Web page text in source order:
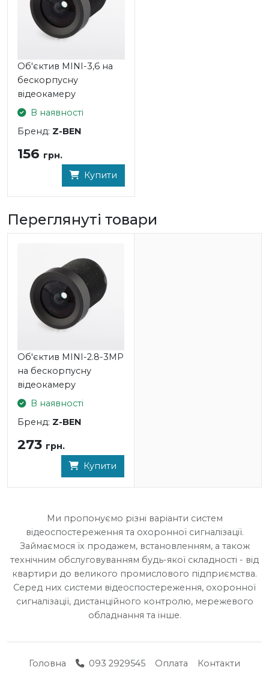
Об'єктив MINI-3,6 на
бескорпусну
відеокамеру
В наявності
Бренд: Z-BEN
156 грн.
Купити
Переглянуті товари
Об'єктив MINI-2.8-3MP
на бескорпусну
відеокамеру
В наявності
Бренд: Z-BEN
273 грн.
Купити
Ми пропонуємо різні варіанти систем
відеоспостереження та охоронної сигналізації.
Займаємося їх продажем, встановленням, а також
технічним обслуговуванням будь-якої складності - від
квартири до великого промислового підприємства.
Серед них системи відеоспостереження, охоронної
сигналізації, дистанційного контролю, мережевого
обладнання та інше.
Головна 093 2929545 Оплата Контакти